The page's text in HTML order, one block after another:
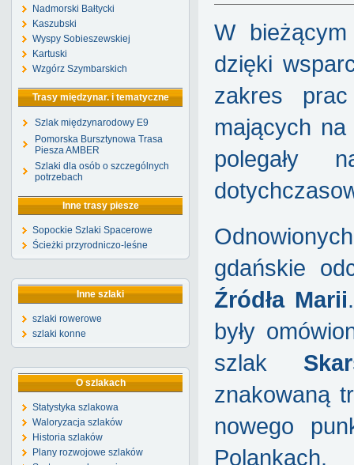
Nadmorski Bałtycki
Kaszubski
Wyspy Sobieszewskiej
Kartuski
Wzgórz Szymbarskich
Trasy międzynar. i tematyczne
Szlak międzynarodowy E9
Pomorska Bursztynowa Trasa
Piesza AMBER
Szlaki dla osób o szczególnych
potrzebach
Inne trasy piesze
Sopockie Szlaki Spacerowe
Ścieżki przyrodniczo-leśne
Inne szlaki
szlaki rowerowe
szlaki konne
O szlakach
Statystyka szlakowa
Waloryzacja szlaków
Historia szlaków
Plany rozwojowe szlaków
W
dzięki
zakres
mających
polegały
gdańskie
Źródła Marii
były
szlak
znakowaną
nowego
Polankach.